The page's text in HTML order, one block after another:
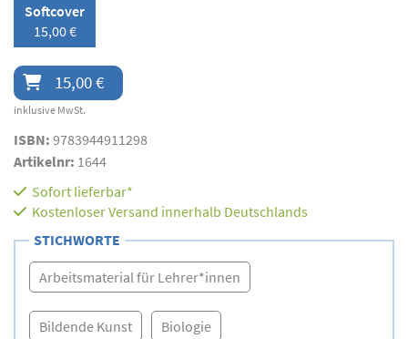
Softcover
15,00 €
15,00 €
inklusive MwSt.
ISBN: 9783944911298
Artikelnr: 1644
Sofort lieferbar*
Kostenloser Versand innerhalb Deutschlands
STICHWORTE
Arbeitsmaterial für Lehrer*innen
Bildende Kunst Biologie